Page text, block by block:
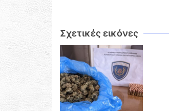
Σχετικές εικόνες